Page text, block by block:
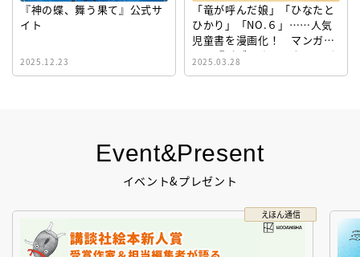
Event&Present
イベント&プレゼント
えほん通信
『神の蝶、舞う果て』公式サ
イト
2025.12.23
「竜が呼んだ娘」「ひなたと
ひかり」「NO.６」……人気
児童書を漫画化！ マンガサ
イト『ビブリオシリウス』誕
生！
2025.03.28